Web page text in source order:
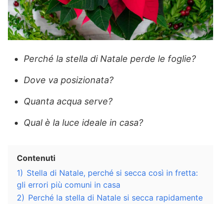
Perché la stella di Natale perde le foglie?
Dove va posizionata?
Quanta acqua serve?
Qual è la luce ideale in casa?
Contenuti
1) Stella di Natale, perché si secca così in fretta:
gli errori più comuni in casa
2) Perché la stella di Natale si secca rapidamente